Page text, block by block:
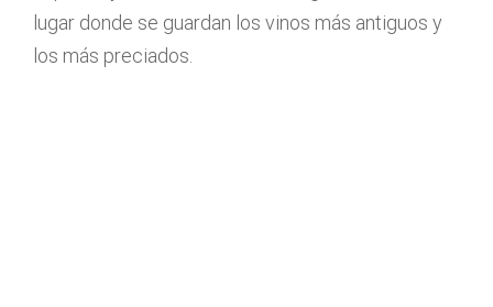
lugar donde se guardan los vinos más antiguos y
los más preciados.